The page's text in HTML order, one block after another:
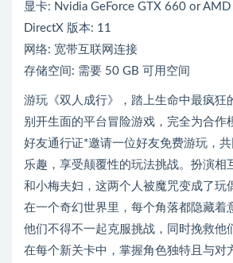
显卡: Nvidia GeForce GTX 660 or
DirectX 版本: 11
网络: 宽带互联网连接
存储空间: 需要 50 GB 可用空间
游玩《双人成行》，踏上生命中最疯狂
别开生面的平台冒险游戏，完全为合作
好友通行证*邀请一位好友免费游玩，
乐趣，享受颠覆性的玩法挑战。扮演相
和小梅夫妇，这两个人被魔咒变成了玩
在一个奇幻世界里，每个角落都隐藏着
他们不得不一起克服挑战，同时挽救他
在每个新关卡中，掌握角色独特且与对